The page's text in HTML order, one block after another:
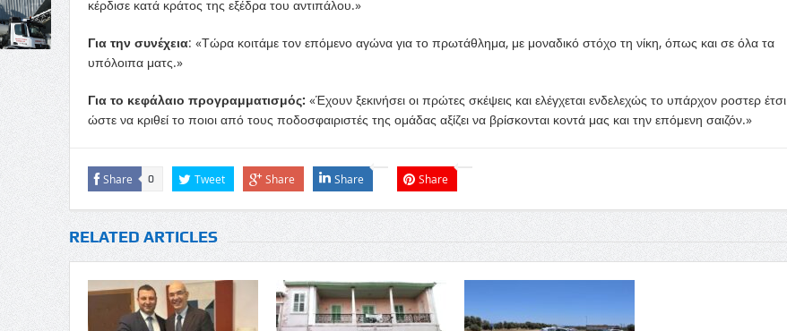
κέρδισε κατά κράτος της εξέδρα του αντιπάλου.»
Για την συνέχεια: «Τώρα κοιτάμε τον επόμενο αγώνα για το πρωτάθλημα, με μοναδικό στόχο τη νίκη, όπως και σε όλα τα
υπόλοιπα ματς.»
Για το κεφάλαιο προγραμματισμός: «Έχουν ξεκινήσει οι πρώτες σκέψεις και ελέγχεται ενδελεχώς το υπάρχον ροστερ έτσι
ώστε να κριθεί το ποιοι από τους ποδοσφαιριστές της ομάδας αξίζει να βρίσκονται κοντά μας και την επόμενη σαιζόν.»
Share 0 Tweet Share Share Share
RELATED ARTICLES